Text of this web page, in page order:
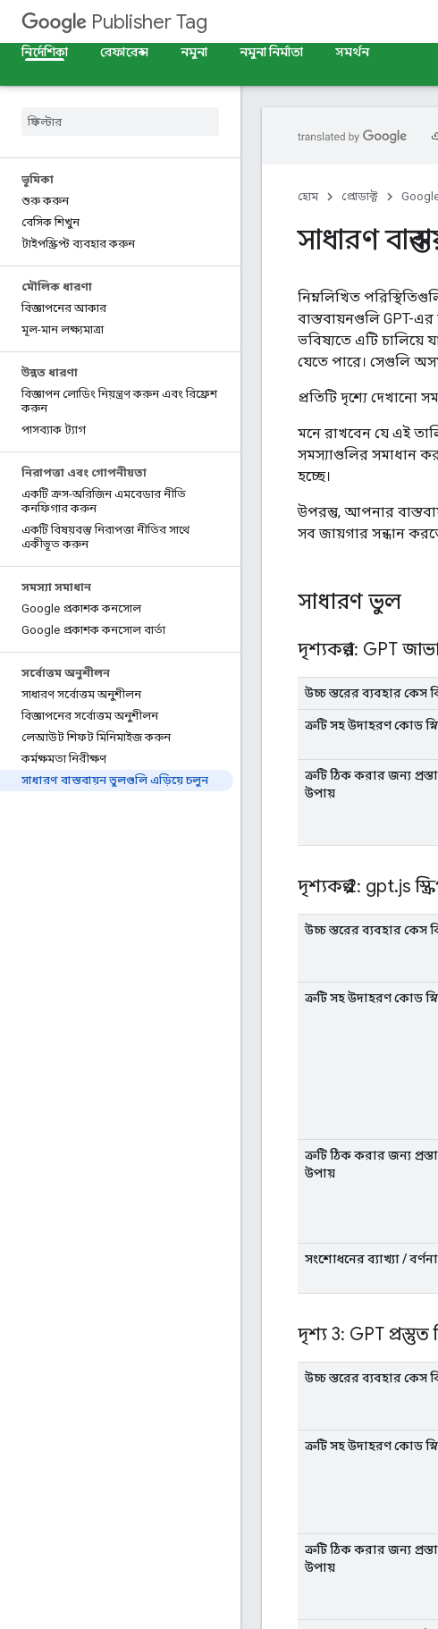
Publisher Tag
নির্দেশিকা
রেফারেন্স নমুনা নমুনা নির্মাতা সমর্থন
ভূমিকা
শুরু করুন
বেসিক শিখুন
টাইপস্ক্রিপ্ট ব্যবহার করুন
মৌলিক ধারণা
বিজ্ঞাপনের আকার
মূল-মান লক্ষ্যমাত্রা
উন্নত ধারণা
বিজ্ঞাপন লোডিং নিয়ন্ত্রণ করুন এবং রিফ্রেশ
করুন
পাসব্যাক ট্যাগ
নিরাপত্তা এবং গোপনীয়তা
একটি ক্রস-অরিজিন এমবেডার নীতি
কনফিগার করুন
একটি বিষয়বস্তু নিরাপত্তা নীতির সাথে
একীভূত করুন
সমস্যা সমাধান
Google প্রকাশক কনসোল
Google প্রকাশক কনসোল বার্তা
সর্বোত্তম অনুশীলন
সাধারণ সর্বোত্তম অনুশীলন
বিজ্ঞাপনের সর্বোত্তম অনুশীলন
লেআউট শিফট মিনিমাইজ করুন
কর্মক্ষমতা নিরীক্ষণ
সাধারণ বাস্তবায়ন ভুলগুলি এড়িয়ে চলুন
হোম প্রোডাক্ট
সাধারণ
নিম্নলিখিত
বাস্তবায়নগুলি GPT-
ভবিষ্যতে এটি চালিয়ে
যেতে পারে। সেগুলি
প্রতিটি দৃশ্যে দেখানো
মনে রাখবেন যে এই
সমস্যাগুলির সমাধান
হচ্ছে।
উপরন্তু, আপনার
সব জায়গার সন্ধান
সাধারণ ভুল
দৃশ্যকল্প 1: GPT
উচ্চ স্তরের ব্যবহার কেস
ত্রুটি সহ উদাহরণ কোড
ত্রুটি ঠিক করার জন্য
উপায়
দৃশ্যকল্প 2: gpt.js
উচ্চ স্তরের ব্যবহার কেস
ত্রুটি সহ উদাহরণ কোড
ত্রুটি ঠিক করার জন্য
উপায়
সংশোধনের ব্যাখ্যা / বর্ণনা
দৃশ্য 3: GPT
উচ্চ স্তরের ব্যবহার কেস
ত্রুটি সহ উদাহরণ কোড
ত্রুটি ঠিক করার জন্য
উপায়